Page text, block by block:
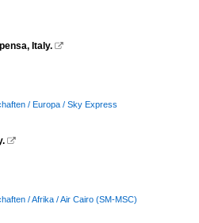
Italy. 
/ Europa / Sky Express

/ Afrika / Air Cairo (SM-MSC)